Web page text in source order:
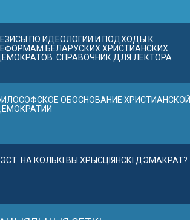
ПО ИДЕОЛОГИИ И ПОДХОДЫ К
БЕЛАРУСКИХ ХРИСТИАНСКИХ
СПРАВОЧНИК ДЛЯ ЛЕКТОРА
ОБОСНОВАНИЕ ХРИСТИАНСКОЙ
НА КОЛЬКІ ВЫ ХРЫСЦІЯНСКІ ДЭМАКРАТ?